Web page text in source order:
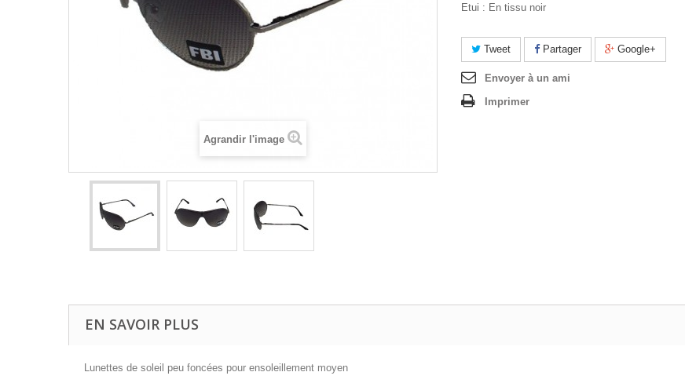
Agrandir l'image
Etui : En tissu noir
Tweet Partager Google+
Envoyer à un ami
Imprimer
EN SAVOIR PLUS
Lunettes de soleil peu foncées pour ensoleillement moyen